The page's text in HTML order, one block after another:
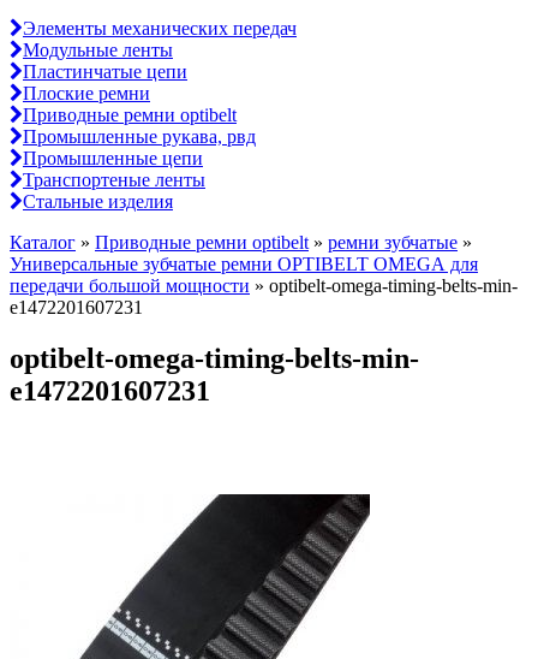
Элементы механических передач
Модульные ленты
Пластинчатые цепи
Плоские ремни
Приводные ремни optibelt
Промышленные рукава, рвд
Промышленные цепи
Транспортеные ленты
Стальные изделия
Каталог » Приводные ремни optibelt » ремни зубчатые »
Универсальные зубчатые ремни OPTIBELT OMEGA для
передачи большой мощности » optibelt-omega-timing-belts-min-
e1472201607231
optibelt-omega-timing-belts-min-
e1472201607231